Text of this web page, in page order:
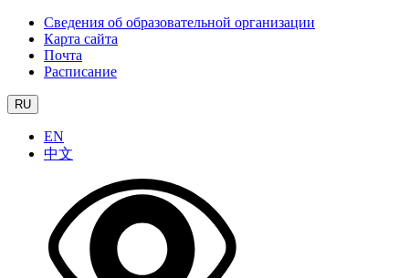
Сведения об образовательной организации
Карта сайта
Почта
Расписание
RU
EN
中文